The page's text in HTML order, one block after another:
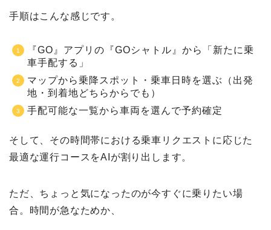
手順はこんな感じです。
『GO』アプリの『GOシャトル』から「新たに乗
車手配する」
マップから乗降スポット・乗車日時を選ぶ（出発
地・到着地どちらからでも）
手配可能な一覧から車両を選んで予約確定
そして、その時間帯における乗車リクエストに応じた
最適な運行コースをAIが割り出します。
ただ、ちょっと気になったのが今すぐに乗りたい場
合。時間が急なためか、